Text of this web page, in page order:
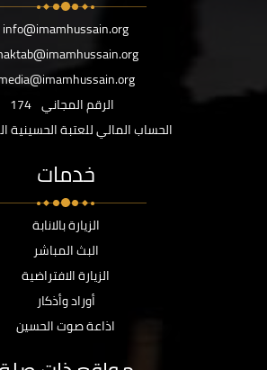
info@imamhussain.org
الرقم المجاني 174
الحساب المالي للعتبة
خدمات
الزيارة بالانابة
البث المباشر
الزيارة الافتراضية
أوراد وأذكار
اذاعة صوت الحسين